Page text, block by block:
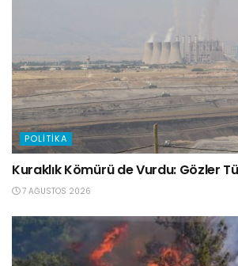
POLITIKA
Kuraklık Kömürü de Vurdu: Gözler
7 AĞUSTOS 2026